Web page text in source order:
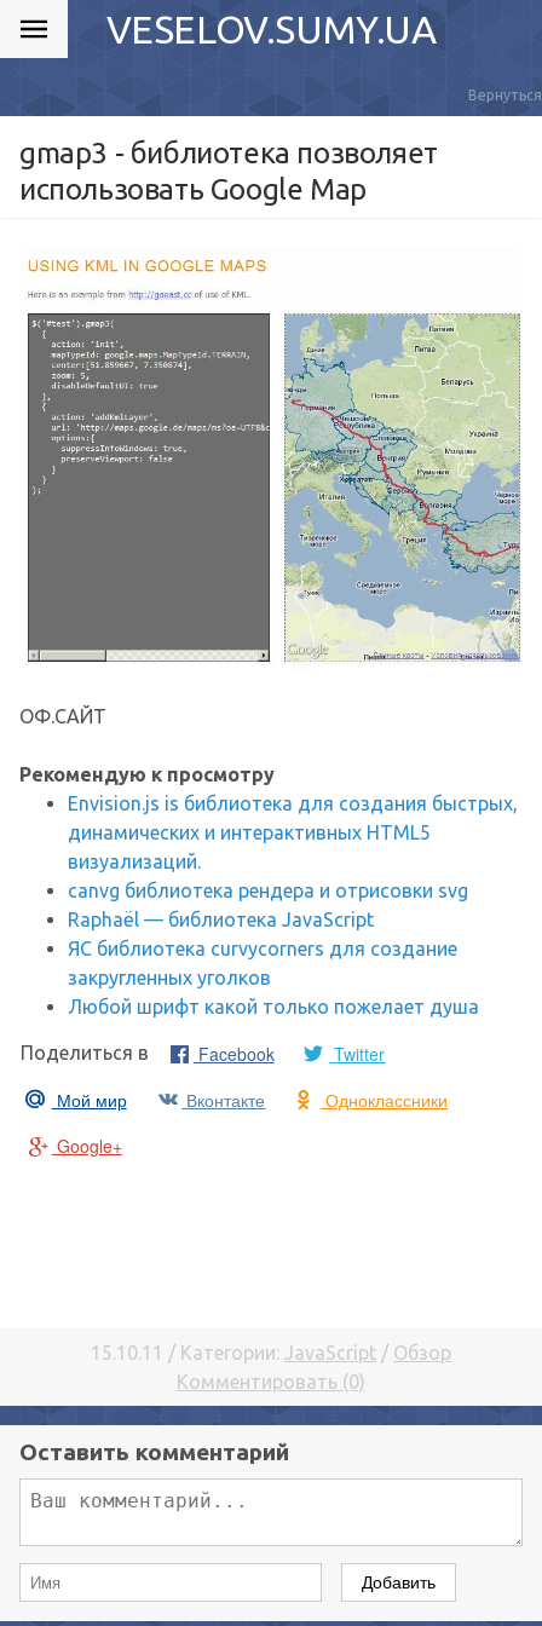
VESELOV.SUMY.UA
Вернуться
gmap3 - библиотека позволяет
использовать Google Map
ОФ.САЙТ
Рекомендую к просмотру
Envision.js is библиотека для создания быстрых,
динамических и интерактивных HTML5
визуализаций.
canvg библиотека рендера и отрисовки svg
Raphaël — библиотека JavaScript
ЯС библиотека curvycorners для создание
закругленных уголков
Любой шрифт какой только пожелает душа
Поделиться в Facebook
Twitter
Мой мир
Вконтакте
Одноклассники
Google+
15.10.11 / Категории: JavaScript / Обзор
Комментировать (0)
Оставить комментарий
Добавить